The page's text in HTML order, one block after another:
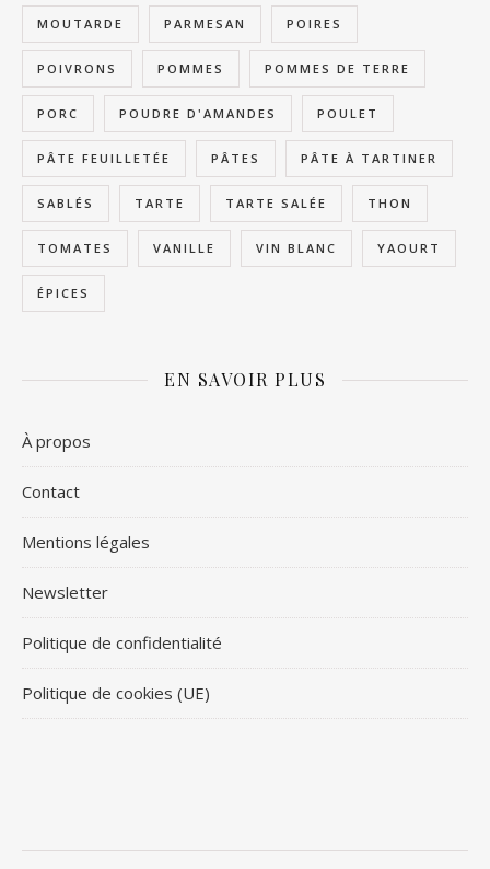
MOUTARDE PARMESAN POIRES
POIVRONS POMMES POMMES DE TERRE
PORC POUDRE D'AMANDES POULET
PÂTE FEUILLETÉE PÂTES PÂTE À TARTINER
SABLÉS TARTE TARTE SALÉE THON
TOMATES VANILLE VIN BLANC YAOURT
ÉPICES
EN SAVOIR PLUS
À propos
Contact
Mentions légales
Newsletter
Politique de confidentialité
Politique de cookies (UE)